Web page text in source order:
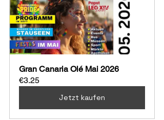
Gran Canaria Olé Mai 2026
€3.25
Jetzt kaufen